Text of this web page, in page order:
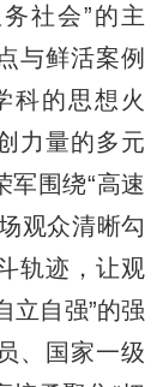
社会”的主
与鲜活案例
科的思想火
力量的多元
军围绕“高速
观众清晰勾
轨迹，让观
立自强”的强
、国家一级